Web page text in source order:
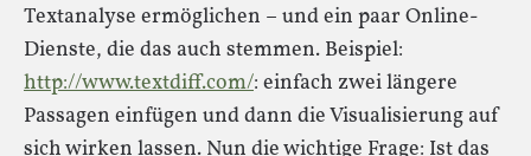
Textanalyse ermöglichen – und ein paar Online-
Dienste, die das auch stemmen. Beispiel:
http://www.textdiff.com/: einfach zwei längere
Passagen einfügen und dann die Visualisierung auf
sich wirken lassen. Nun die wichtige Frage: Ist das